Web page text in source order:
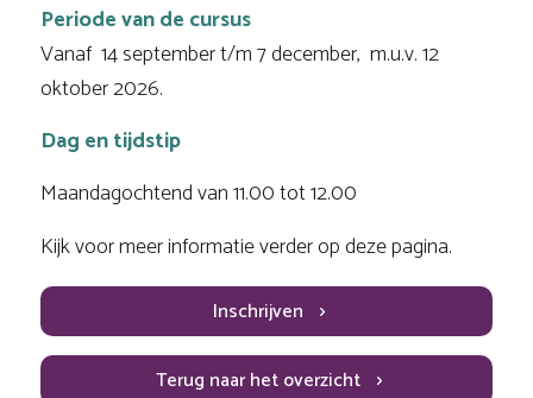
Periode van de cursus
Vanaf 14 september t/m 7 december, m.u.v. 12
oktober 2026.
Dag en tijdstip
Maandagochtend van 11.00 tot 12.00
Kijk voor meer informatie verder op deze pagina.
Inschrijven
Terug naar het overzicht